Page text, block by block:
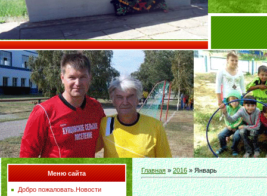
Меню сайта
Добро пожаловать.Новости
Главная»2016 » Январь